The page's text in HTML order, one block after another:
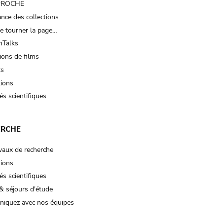
des collections
tourner la page…
de films
scientifiques
de recherche
scientifiques
séjours d'étude
avec nos équipes